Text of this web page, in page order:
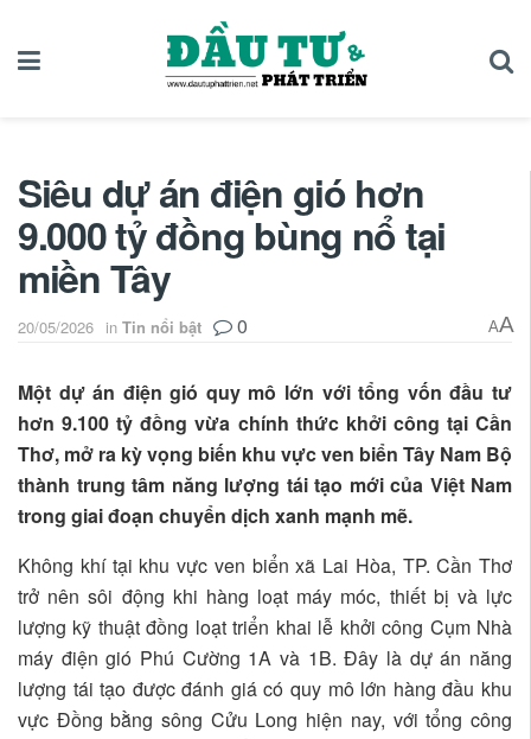
Siêu dự án điện gió hơn
9.000 tỷ đồng bùng nổ tại
miền Tây
20/05/2026 in Tin nổi bật 0 AA
Một dự án điện gió quy mô lớn với tổng vốn đầu tư
hơn 9.100 tỷ đồng vừa chính thức khởi công tại Cần
Thơ, mở ra kỳ vọng biến khu vực ven biển Tây Nam Bộ
thành trung tâm năng lượng tái tạo mới của Việt Nam
trong giai đoạn chuyển dịch xanh mạnh mẽ.
Không khí tại khu vực ven biển xã Lai Hòa, TP. Cần Thơ
trở nên sôi động khi hàng loạt máy móc, thiết bị và lực
lượng kỹ thuật đồng loạt triển khai lễ khởi công Cụm Nhà
máy điện gió Phú Cường 1A và 1B. Đây là dự án năng
lượng tái tạo được đánh giá có quy mô lớn hàng đầu khu
vực Đồng bằng sông Cửu Long hiện nay, với tổng công